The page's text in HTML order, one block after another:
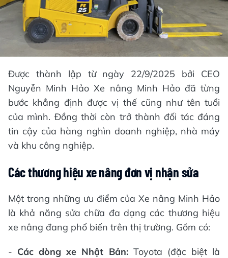
Được thành lập từ ngày 22/9/2025 bởi CEO
Nguyễn Minh Hảo Xe nâng Minh Hảo đã từng
bước khẳng định được vị thế cũng như tên tuổi
của mình. Đồng thời còn trở thành đối tác đáng
tin cậy của hàng nghìn doanh nghiệp, nhà máy
và khu công nghiệp.
Các thương hiệu xe nâng đơn vị nhận sửa
Một trong những ưu điểm của Xe nâng Minh Hảo
là khả năng sửa chữa đa dạng các thương hiệu
xe nâng đang phổ biến trên thị trường. Gồm có:
- Các dòng xe Nhật Bản: Toyota (đặc biệt là